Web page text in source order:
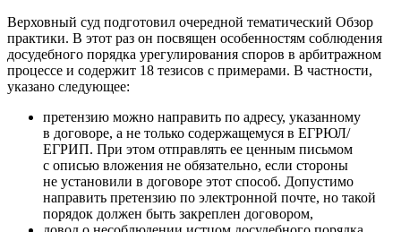
Верховный суд подготовил очередной тематический Обзор
практики. В этот раз он посвящен особенностям соблюдения
досудебного порядка урегулирования споров в арбитражном
процессе и содержит 18 тезисов с примерами. В частности,
указано следующее:
претензию можно направить по адресу, указанному
в договоре, а не только содержащемуся в ЕГРЮЛ/
ЕГРИП. При этом отправлять ее ценным письмом
с описью вложения не обязательно, если стороны
не установили в договоре этот способ. Допустимо
направить претензию по электронной почте, но такой
порядок должен быть закреплен договором,